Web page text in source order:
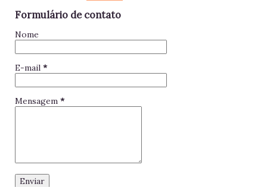
Formulário de contato
Nome
E-mail *
Mensagem *